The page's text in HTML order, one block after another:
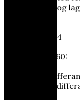
sammenheng og
2 differanse = 4
4 while tall <= 60:
6 tall = tall +
7 differanse =